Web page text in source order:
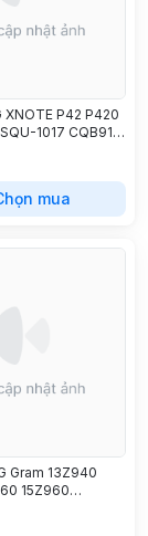
XNOTE P42 P420
1017 CQB914
mua
Gram 13Z940
15Z960
LBG722VH